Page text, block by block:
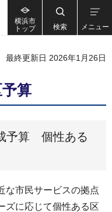
横浜市
トップ
検索 メニュー
最終更新日 2026年1月26日
算
予算 個性ある
な市民サービスの拠点
ズに応じて個性ある区